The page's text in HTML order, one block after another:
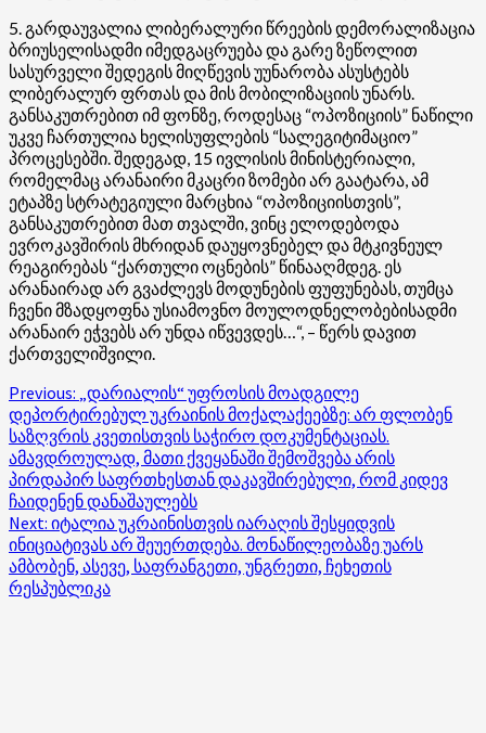
5. გარდაუვალია ლიბერალური წრეების დემორალიზაცია
ბრიუსელისადმი იმედგაცრუება და გარე ზეწოლით
სასურველი შედეგის მიღწევის უუნარობა ასუსტებს
ლიბერალურ ფრთას და მის მობილიზაციის უნარს.
განსაკუთრებით იმ ფონზე, როდესაც “ოპოზიციის” ნაწილი
უკვე ჩართულია ხელისუფლების “სალეგიტიმაციო”
პროცესებში. შედეგად, 15 ივლისის მინისტერიალი,
რომელმაც არანაირი მკაცრი ზომები არ გაატარა, ამ
ეტაპზე სტრატეგიული მარცხია “ოპოზიციისთვის”,
განსაკუთრებით მათ თვალში, ვინც ელოდებოდა
ევროკავშირის მხრიდან დაუყოვნებელ და მტკივნეულ
რეაგირებას “ქართული ოცნების” წინააღმდეგ. ეს
არანაირად არ გვაძლევს მოდუნების ფუფუნებას, თუმცა
ჩვენი მზადყოფნა უსიამოვნო მოულოდნელობებისადმი
არანაირ ეჭვებს არ უნდა იწვევდეს…“, – წერს დავით
ქართველიშვილი.
Post
navigation
Previous: „დარიალის“ უფროსის მოადგილე
დეპორტირებულ უკრაინის მოქალაქეებზე: არ ფლობენ
საზღვრის კვეთისთვის საჭირო დოკუმენტაციას.
ამავდროულად, მათი ქვეყანაში შემოშვება არის
პირდაპირ საფრთხესთან დაკავშირებული, რომ კიდევ
ჩაიდენენ დანაშაულებს
Next: იტალია უკრაინისთვის იარაღის შესყიდვის
ინიციატივას არ შეუერთდება. მონაწილეობაზე უარს
ამბობენ, ასევე, საფრანგეთი, უნგრეთი, ჩეხეთის
რესპუბლიკა